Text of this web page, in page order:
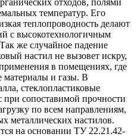
температур. Его
теплопроводность делают
с высокотехнологичным
же случайное падение
настил не вызовет искру,
в помещениях, где
материалы и газы. В
стеклопластиковые
сопоставимой прочности
по всем направлениям,
металлических настилов.
на основании ТУ 22.21.42-